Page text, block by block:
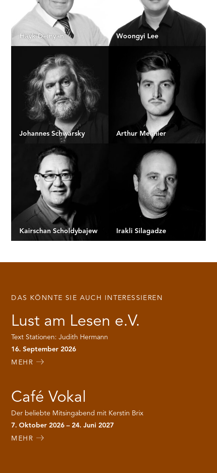
Hayk Deinyan Woongyi Lee
Johannes Schwärsky Arthur Meunier
Kairschan Scholdybajew Irakli Silagadze
DAS KÖNNTE SIE AUCH INTERESSIEREN
Lust am Lesen e.V.
Text Stationen: Judith Hermann
16. September 2026
MEHR
Café Vokal
Der beliebte Mitsingabend mit Kerstin Brix
7. Oktober 2026 – 24. Juni 2027
MEHR